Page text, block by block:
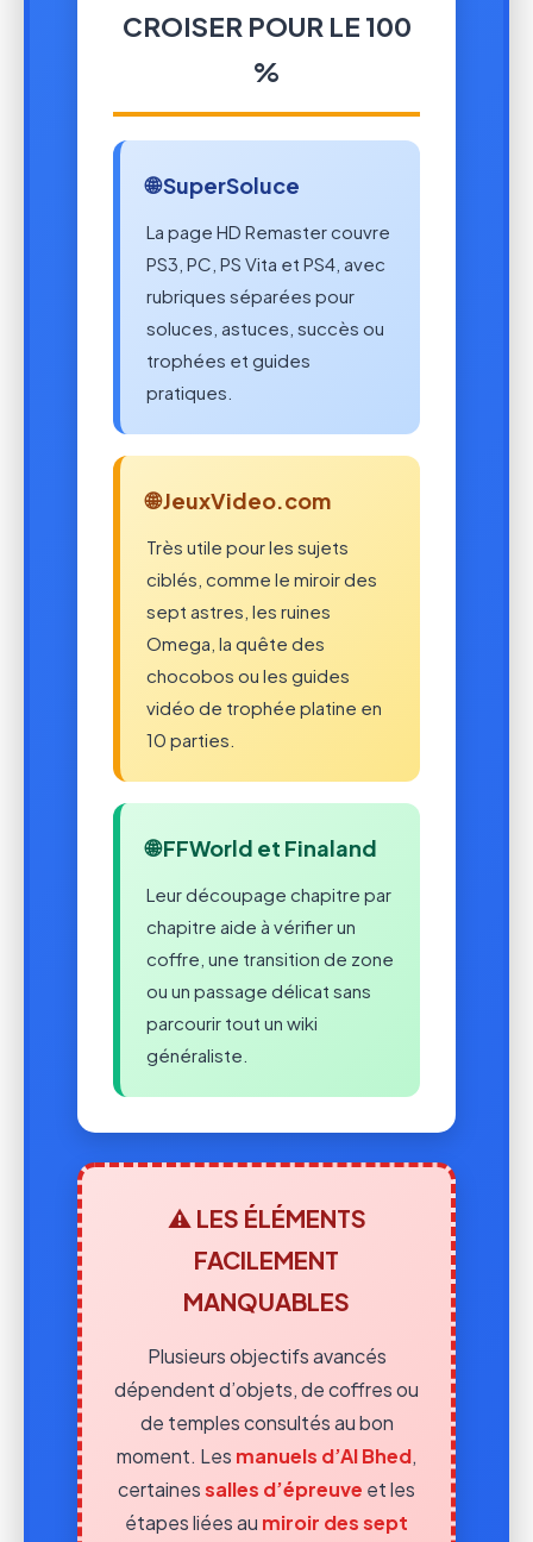
CROISER POUR LE 100
%
🌐 SuperSoluce
La page HD Remaster couvre
PS3, PC, PS Vita et PS4, avec
rubriques séparées pour
soluces, astuces, succès ou
trophées et guides
pratiques.
🌐 JeuxVideo.com
Très utile pour les sujets
ciblés, comme le miroir des
sept astres, les ruines
Omega, la quête des
chocobos ou les guides
vidéo de trophée platine en
10 parties.
🌐 FFWorld et Finaland
Leur découpage chapitre par
chapitre aide à vérifier un
coffre, une transition de zone
ou un passage délicat sans
parcourir tout un wiki
généraliste.
⚠️ LES ÉLÉMENTS
FACILEMENT
MANQUABLES
Plusieurs objectifs avancés
dépendent d’objets, de coffres ou
de temples consultés au bon
moment. Les manuels d’Al Bhed,
certainessalles d’épreuve et les
étapes liées au miroir des sept